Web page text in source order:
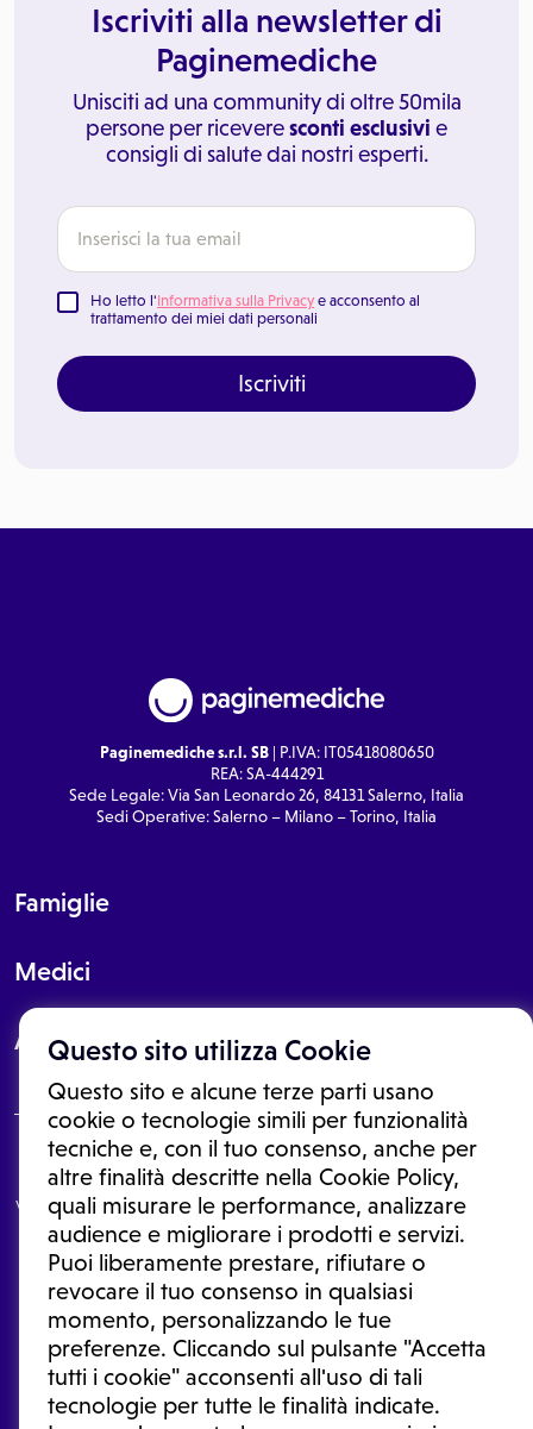
Questo sito utilizza Cookie
Questo sito e alcune terze parti usano
cookie o tecnologie simili per funzionalità
tecniche e, con il tuo consenso, anche per
altre finalità descritte nella Cookie Policy,
quali misurare le performance, analizzare
audience e migliorare i prodotti e servizi.
Puoi liberamente prestare, rifiutare o
revocare il tuo consenso in qualsiasi
momento, personalizzando le tue
preferenze. Cliccando sul pulsante "Accetta
tutti i cookie" acconsenti all'uso di tali
tecnologie per tutte le finalità indicate.
Iscriviti alla newsletter di
Paginemediche
Unisciti ad una community di oltre 50mila
persone per riceveresconti esclusivi e
consigli di salute dai nostri esperti.
Ho letto l'Informativa sulla Privacy e acconsento al
trattamento dei miei dati personali
Iscriviti
Paginemediche s.r.l. SB| P.IVA: IT05418080650
REA: SA-444291
Sede Legale: Via San Leonardo 26, 84131 Salerno, Italia
Sedi Operative: Salerno – Milano – Torino, Italia
Famiglie
Medici
About
Le informazioni proposte in questo sito non sono un consulto medico.
In nessun caso, queste informazioni sostituiscono un consulto, una
visita o una diagnosi formulata dal medico. Non si devono considerare
le informazioni disponibili come suggerimenti per la formulazione di
una diagnosi, la determinazione di un trattamento o l'assunzione o
sospensione di un farmaco senza prima consultare un medico di
medicina generale o uno specialista.
Condizioni di utilizzo|Privacy Policy |Gestione cookie
Ⓒ 2025 | Tutti i diritti riservati.